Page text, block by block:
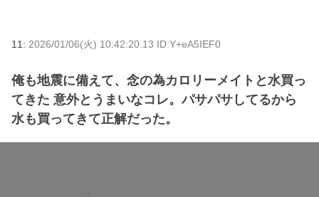
11: 2026/01/06(火) 10:42:20.13 ID:Y+eA5IEF0
俺も地震に備えて、念の為カロリーメイトと水買っ
てきた 意外とうまいなコレ。パサパサしてるから
水も買ってきて正解だった。